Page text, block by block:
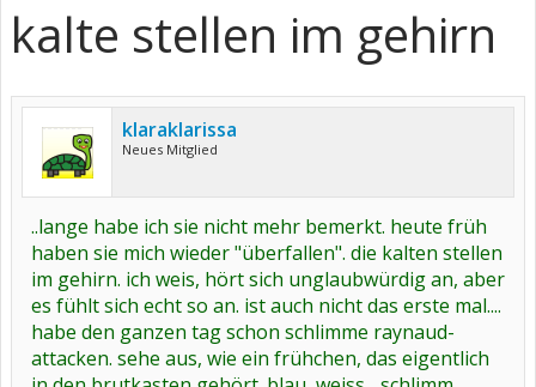
kalte stellen im gehirn
klaraklarissa
Neues Mitglied
..lange habe ich sie nicht mehr bemerkt. heute früh
haben sie mich wieder "überfallen". die kalten stellen
im gehirn. ich weis, hört sich unglaubwürdig an, aber
es fühlt sich echt so an. ist auch nicht das erste mal....
habe den ganzen tag schon schlimme raynaud-
attacken. sehe aus, wie ein frühchen, das eigentlich